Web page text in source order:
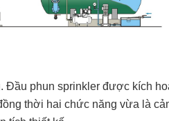
phun sprinkler được kích
thời hai chức năng vừa là